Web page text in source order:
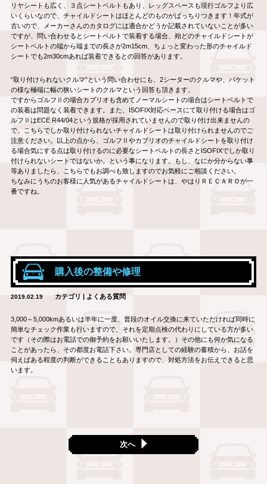
リヤシートも広く、３点シートベルトもあり、レッグスペースも現行ゴルフより広
いくらいなので、チャイルドシートはほとんどのものがばっちりつきます！年式が
古いので、メーカーさんのカタログには適合かどうか記載されていないことが多い
ですが、問い合わせるとシートベルトで装着する場合、殆どのチャイルドシートが
シートベルトの端から端までの長さが2m15cm、ちょっと変わった形のチャイルド
シートでも2m30cmあれば装着できるとの回答があります。
“取り付けられないクルマ”という問い合わせにも、2シーターのクルマや、バケット
の様な極端に幅の狭いシートのクルマという回答も頂きます。
ですからゴルフⅡの場合カブリオも含めてノーマルシートの場合はシートベルトで
の装着は問題なく装着できます。また、ISOFIX対応ベースにて取り付ける場合はゴ
ルフⅡはECE R44/04という規格が採用されていませんので取り付け出来ませんの
で、こちらでしか取り付けられないチャイルドシートは取り付けられませんのでご
注意ください。以上の点から、ゴルフⅡやカブリオのチャイルドシートを取り付け
る場合気にする点は取り付けるのに必要なシートベルトの長さとISOFIXでしか取り
付けられないシートではないか。という事になります。もし、なにか分からない事
等ありましたら、こちらでもお調べも致しますのでお気軽にご相談ください。
ちなみにうちのお客様に人気があるチャイルドシートは、やはりＲＥＣＡＲＯが一
番ですね。
購入後の整備や修理
2019.02.19 カテゴリ | よくある質問
3,000～5,000kmあるいは半年に一度、普段のオイル交換に来ていただければ同時に
簡単なチェック作業も行いますので、それを定期点検の代わりにしている方が多い
です（その際はお電話での御予約をお願いいたします。）その他にも何か気になる
ことがあったら、その都度お電話下さい。専門店としての経験の蓄積から、お話を
伺えばある程度の判断ができることもありますので、対処方法をお伝えできると思
います。
次へ